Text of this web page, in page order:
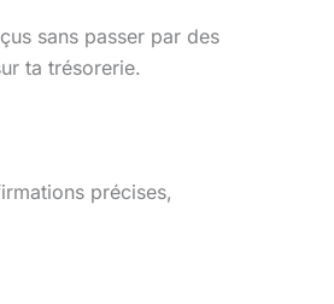
sans passer par des
ta trésorerie.
précises,